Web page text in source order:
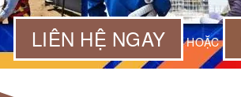
LIÊN HỆ NGAY HOẶC